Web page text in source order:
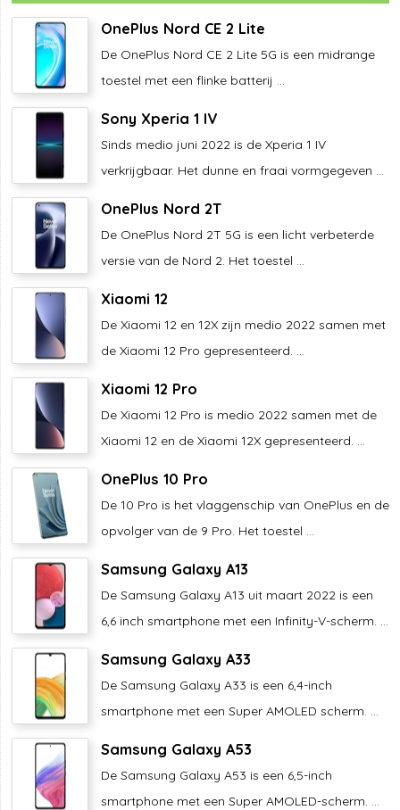
OnePlus Nord CE 2 Lite
De OnePlus Nord CE 2 Lite 5G is een midrange
toestel met een flinke batterij ...
Sony Xperia 1 IV
Sinds medio juni 2022 is de Xperia 1 IV
verkrijgbaar. Het dunne en fraai vormgegeven ...
OnePlus Nord 2T
De OnePlus Nord 2T 5G is een licht verbeterde
versie van de Nord 2. Het toestel ...
Xiaomi 12
De Xiaomi 12 en 12X zijn medio 2022 samen met
de Xiaomi 12 Pro gepresenteerd. ...
Xiaomi 12 Pro
De Xiaomi 12 Pro is medio 2022 samen met de
Xiaomi 12 en de Xiaomi 12X gepresenteerd. ...
OnePlus 10 Pro
De 10 Pro is het vlaggenschip van OnePlus en de
opvolger van de 9 Pro. Het toestel ...
Samsung Galaxy A13
De Samsung Galaxy A13 uit maart 2022 is een
6,6 inch smartphone met een Infinity-V-scherm. ...
Samsung Galaxy A33
De Samsung Galaxy A33 is een 6,4-inch
smartphone met een Super AMOLED scherm. ...
Samsung Galaxy A53
De Samsung Galaxy A53 is een 6,5-inch
smartphone met een Super AMOLED-scherm. ...